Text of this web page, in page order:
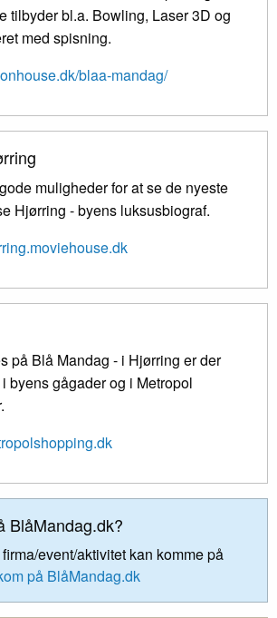
tilbyder bl.a. Bowling, Laser 3D og
med spisning.
blaa-mandag/
muligheder for at se de nyeste
Hjørring - byens luksusbiograf.
på Blå Mandag - i Hjørring er der
byens gågader og i Metropol
BlåMandag.dk?
event/aktivitet kan komme på
på BlåMandag.dk